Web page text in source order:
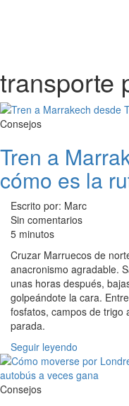
transporte
Consejos
Tren a
cómo es la
Escrito por: Marc
Sin comentarios
5 minutos
Cruzar Marruecos de
anacronismo agradable.
unas horas después,
golpeándote la cara.
fosfatos, campos de trigo
parada.
Seguir leyendo
Consejos